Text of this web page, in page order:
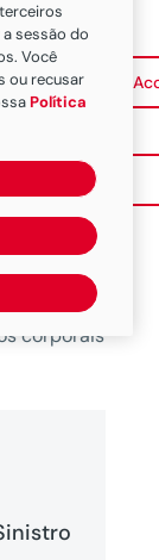
para lhe
corporais
sessão do
Você
ou recusar
Política